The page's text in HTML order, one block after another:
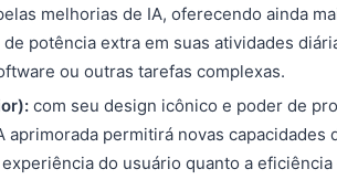
melhorias de IA, oferecendo ainda
potência extra em suas atividades
ou outras tarefas complexas.
com seu design icônico e poder de
aprimorada permitirá novas capacidades
do usuário quanto a